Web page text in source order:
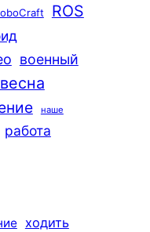
ROS
военный
наше
работа
ходить